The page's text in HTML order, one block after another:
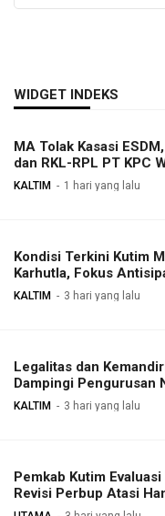
WIDGET INDEKS
MA Tolak Kasasi
dan RKL-RPL PT KPC
KALTIM 1 hari yang lalu
Kondisi Terkini Kutim
Karhutla, Fokus
KALTIM 3 hari yang lalu
Legalitas dan
Dampingi Pengurusan
KALTIM 3 hari yang lalu
Pemkab Kutim
Revisi Perbup Atasi